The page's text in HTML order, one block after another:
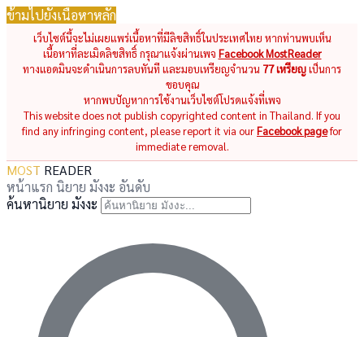
ข้ามไปยังเนื้อหาหลัก
เว็บไซต์นี้จะไม่เผยแพร่เนื้อหาที่มีลิขสิทธิ์ในประเทศไทย หากท่านพบเห็น
เนื้อหาที่ละเมิดลิขสิทธิ์ กรุณาแจ้งผ่านเพจ Facebook MostReader
ทางแอดมินจะดำเนินการลบทันที และมอบเหรียญจำนวน 77 เหรียญเป็นการ
ขอบคุณ
หากพบปัญหาการใช้งานเว็บไซต์โปรดแจ้งที่เพจ
This website does not publish copyrighted content in Thailand. If you
find any infringing content, please report it via ourFacebook pagefor
immediate removal.
MOST READER
หน้าแรก นิยาย มังงะ อันดับ
ค้นหานิยาย มังงะ